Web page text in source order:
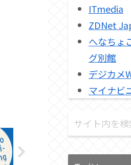
ITmedia
ZDNet
へなちょ
グ別館
デジカメ
マイナビ